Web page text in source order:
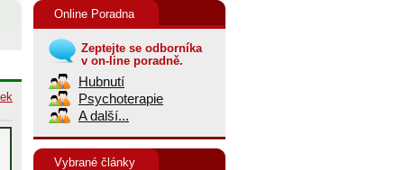
Online Poradna
Zeptejte se odborníka
v on-line poradně.
Hubnutí
Psychoterapie
A další...
Vybrané články